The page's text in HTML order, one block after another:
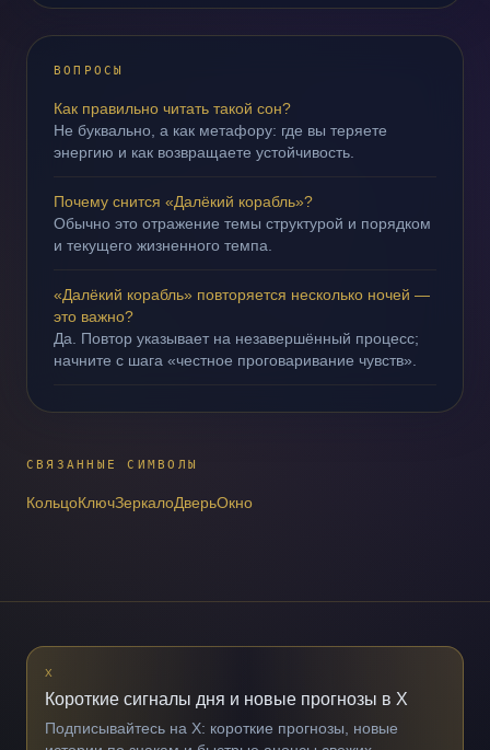
ВОПРОСЫ
Как правильно читать такой сон?
Не буквально, а как метафору: где вы теряете
энергию и как возвращаете устойчивость.
Почему снится «Далёкий корабль»?
Обычно это отражение темы структурой и порядком
и текущего жизненного темпа.
«Далёкий корабль» повторяется несколько ночей —
это важно?
Да. Повтор указывает на незавершённый процесс;
начните с шага «честное проговаривание чувств».
СВЯЗАННЫЕ СИМВОЛЫ
КольцоКлючЗеркалоДверьОкно
X
Короткие сигналы дня и новые прогнозы в X
Подписывайтесь на X: короткие прогнозы, новые